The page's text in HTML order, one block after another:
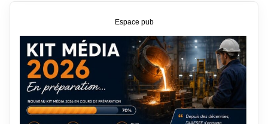
Espace pub